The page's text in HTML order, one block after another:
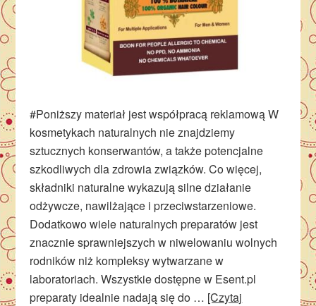
#Poniższy materiał jest współpracą reklamową W
kosmetykach naturalnych nie znajdziemy
sztucznych konserwantów, a także potencjalne
szkodliwych dla zdrowia związków. Co więcej,
składniki naturalne wykazują silne działanie
odżywcze, nawilżające i przeciwstarzeniowe.
Dodatkowo wiele naturalnych preparatów jest
znacznie sprawniejszych w niwelowaniu wolnych
rodników niż kompleksy wytwarzane w
laboratoriach. Wszystkie dostępne w Esent.pl
preparaty idealnie nadają się do … [Czytaj